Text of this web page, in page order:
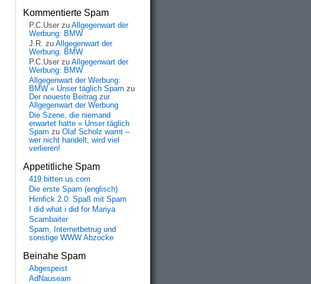
Kommentierte Spam
P.C.User zu Allgegenwart der
Werbung: BMW
J.R. zu Allgegenwart der
Werbung: BMW
P.C.User zu Allgegenwart der
Werbung: BMW
Allgegenwart der Werbung:
BMW « Unser täglich Spam zu
Der neueste Beitrag zur
Allgegenwart der Werbung
Die Szene, die niemand
erwartet hatte « Unser täglich
Spam zu Olaf Scholz warnt –
wer nicht handelt, wird viel
verlieren!
Appetitliche Spam
419.bitten us.com
Die erste Spam (englisch)
Hirnfick 2.0: Spaß mit Spam
I did what i did for Mariya
Scambaiter
Spam, Internetbetrug und
sonstige WWW Abzocke
Beinahe Spam
Abgespeist
AdNauseam